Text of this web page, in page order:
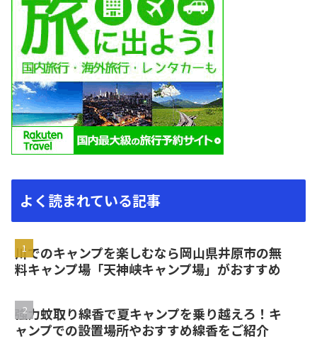
よく読まれている記事
川でのキャンプを楽しむなら岡山県井原市の無
料キャンプ場「天神峡キャンプ場」がおすすめ
強力蚊取り線香で夏キャンプを乗り越えろ！キ
ャンプでの設置場所やおすすめ線香をご紹介